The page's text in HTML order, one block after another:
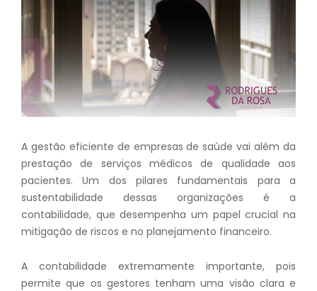
A gestão eficiente de empresas de saúde vai além da
prestação de serviços médicos de qualidade aos
pacientes. Um dos pilares fundamentais para a
sustentabilidade dessas organizações é a
contabilidade, que desempenha um papel crucial na
mitigação de riscos e no planejamento financeiro.
A contabilidade extremamente importante, pois
permite que os gestores tenham uma visão clara e